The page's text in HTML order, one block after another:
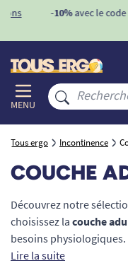
-10%avec le code "
MENU
Tous ergo Incontinence
COUCHE
Découvrez notre
choisissez la couche
besoins
pour homme ou pour
Lire la suite